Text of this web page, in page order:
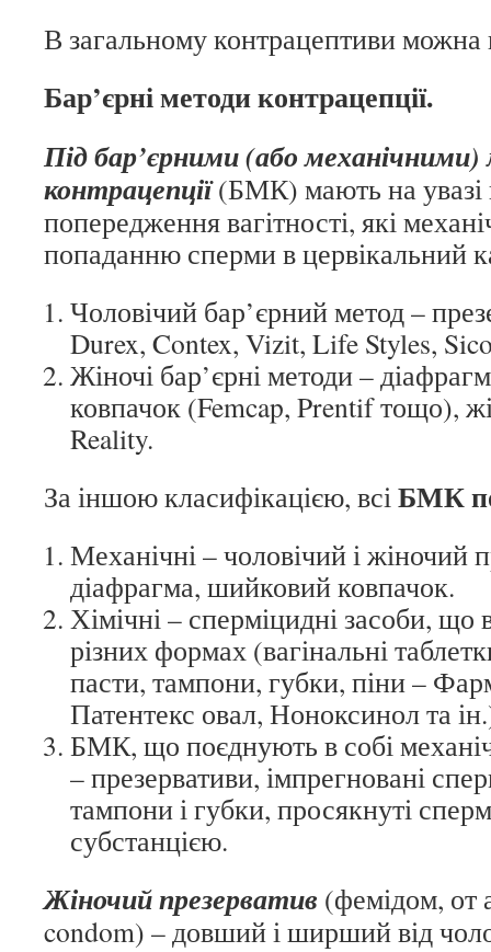
В загальному контрацептиви можна
Бар’єрні методи контрацепції.
Під бар’єрними (або
контрацепції(БМК) мають на увазі
попередження вагітності, які
попаданню сперми в цервікальний
Чоловічий бар’єрний метод –
Durex, Contex, Vizit, Life Styles,
Жіночі бар’єрні методи –
ковпачок (Femcap, Prentif тощо),
Reality.
За іншою класифікацією, всіБМК
Механічні – чоловічий і жіночий
діафрагма, шийковий ковпачок.
Хімічні – сперміцидні засоби, що
різних формах (вагінальні
пасти, тампони, губки, піни –
Патентекс овал, Ноноксинол та
БМК, що поєднують в собі
– презервативи, імпрегновані
тампони і губки, просякнуті
субстанцією.
Жіночий презерватив (фемідом, от
condom) – довший і ширший від